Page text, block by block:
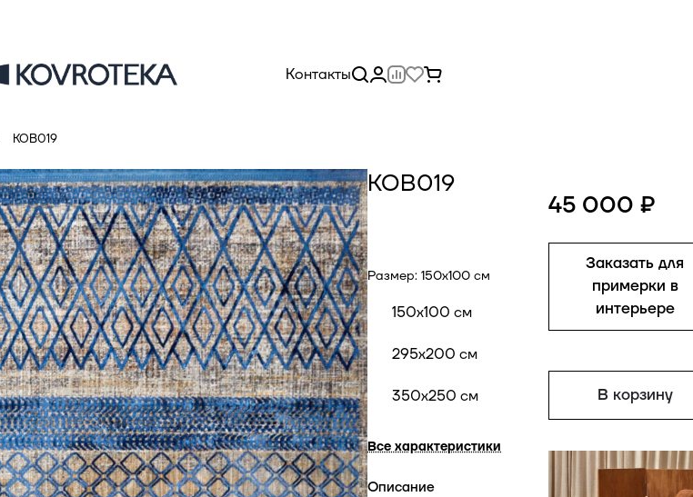
Контакты
КОВ019
КОВ019
Размер: 150x100 см
150x100 см
295x200 см
350x250 см
Все характеристики
Описание
45 000 ₽
Заказать для
примерки в
интерьере
В корзину